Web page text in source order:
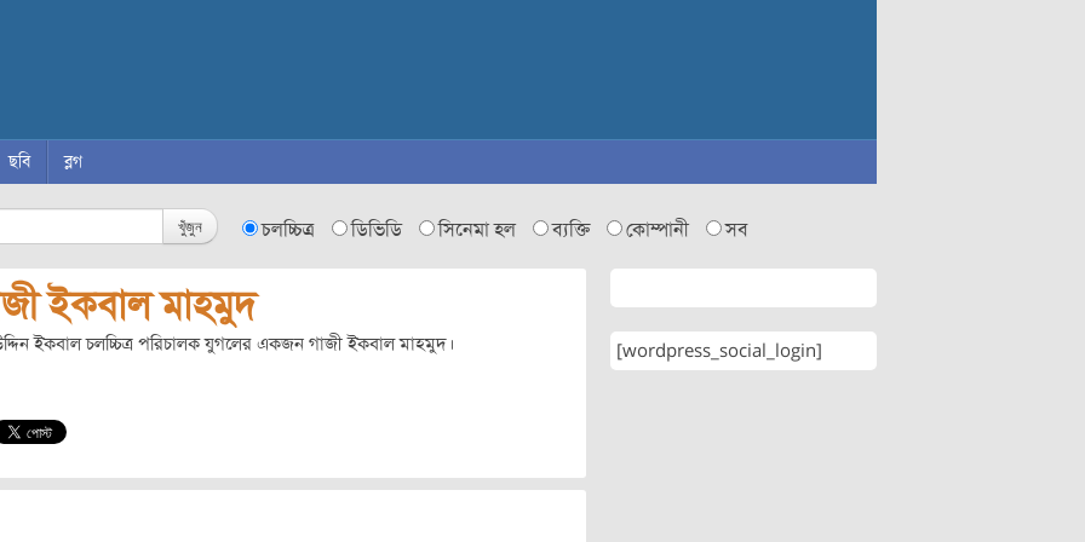
ছবি ব্লগ
খুঁজুন চলচ্চিত্র ডিভিডি সিনেমা হল ব্যক্তি কোম্পানী সব
ইকবাল মাহমুদ
ইকবাল চলচ্চিত্র পরিচালক যুগলের একজন গাজী ইকবাল মাহমুদ। [wordpress_social_login]